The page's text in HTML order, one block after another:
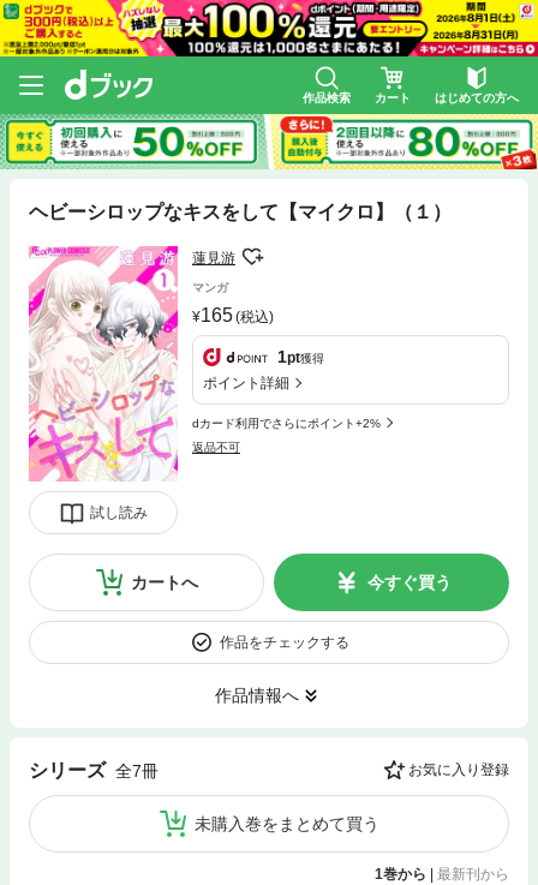
作品検索 カート はじめての方へ
ヘビーシロップなキスをして【マイクロ】（１）
試し読み
蓮見游
マンガ
165(税込)
1pt獲得
ポイント詳細
dカード利用でさらにポイント+2%
返品不可
カートへ 今すぐ買う
作品をチェックする
作品情報へ
シリーズ 全7冊 お気に入り登録
未購入巻をまとめて買う
1巻から 最新刊から